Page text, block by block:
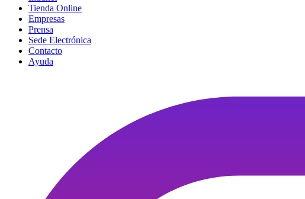
Tienda Online
Empresas
Prensa
Sede Electrónica
Contacto
Ayuda